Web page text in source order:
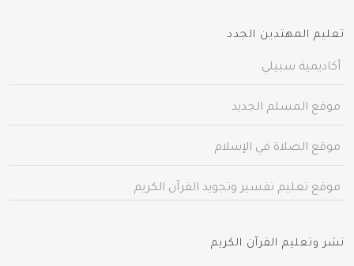
تعليم المهتدين الجدد
أكاديمية سبيلي
موقع المسلم الجديد
موقع الصلاة في الإسلام
موقع تعليم تفسير وتجويد القرآن الكريم
نشر وتعليم القرآن الكريم